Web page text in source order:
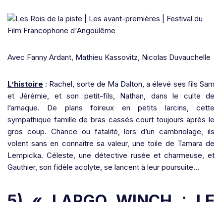
Avec Fanny Ardant, Mathieu Kassovitz, Nicolas Duvauchelle
L’histoire : Rachel, sorte de Ma Dalton, a élevé ses fils Sam
et Jérémie, et son petit-fils, Nathan, dans le culte de
l’arnaque. De plans foireux en petits larcins, cette
sympathique famille de bras cassés court toujours après le
gros coup. Chance ou fatalité, lors d’un cambriolage, ils
volent sans en connaitre sa valeur, une toile de Tamara de
Lempicka. Céleste, une détective rusée et charmeuse, et
Gauthier, son fidèle acolyte, se lancent à leur poursuite…